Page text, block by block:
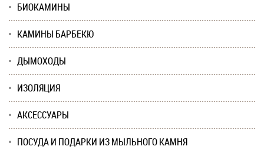
БИОКАМИНЫ
КАМИНЫ БАРБЕКЮ
ДЫМОХОДЫ
ИЗОЛЯЦИЯ
АКСЕССУАРЫ
ПОСУДА И ПОДАРКИ ИЗ МЫЛЬНОГО КАМНЯ